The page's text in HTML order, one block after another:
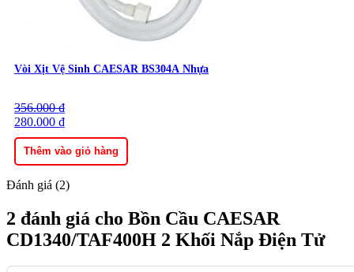
Vòi Xịt Vệ Sinh CAESAR BS304A Nhựa
356.000₫
Giá
gốc
là:
356.000 ₫.
280.000 ₫
Giá
hiện
tại
là:
280.000 ₫.
Thêm vào giỏ hàng
Đánh giá (2)
2 đánh giá cho Bồn Cầu CAESAR
CD1340/TAF400H 2 Khối Nắp Điện Tử